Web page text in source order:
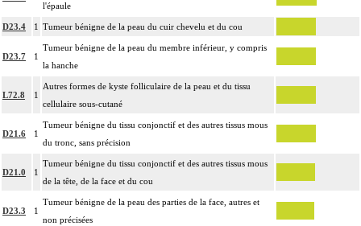
l'épaule
D23.4 1 Tumeur bénigne de la peau du cuir chevelu et du cou
D23.7 1
Tumeur bénigne de la peau du membre inférieur, y compris
la hanche
L72.8 1
Autres formes de kyste folliculaire de la peau et du tissu
cellulaire sous-cutané
D21.6 1
Tumeur bénigne du tissu conjonctif et des autres tissus mous
du tronc, sans précision
D21.0 1
Tumeur bénigne du tissu conjonctif et des autres tissus mous
de la tête, de la face et du cou
D23.3 1
Tumeur bénigne de la peau des parties de la face, autres et
non précisées